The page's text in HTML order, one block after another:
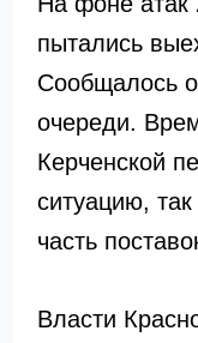
пытались
Сообщалось
очереди.
Керченской
ситуацию,
часть
Власти